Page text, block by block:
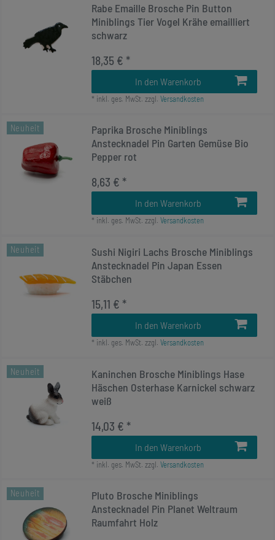
Rabe Emaille Brosche Pin Button
Miniblings Tier Vogel Krähe emailliert
schwarz
18,35 € *
In den Warenkorb
* inkl. ges. MwSt. zzgl. Versandkosten
Neuheit
Paprika Brosche Miniblings
Anstecknadel Pin Garten Gemüse Bio
Pepper rot
8,63 € *
In den Warenkorb
* inkl. ges. MwSt. zzgl. Versandkosten
Neuheit
Sushi Nigiri Lachs Brosche Miniblings
Anstecknadel Pin Japan Essen
Stäbchen
15,11 € *
In den Warenkorb
* inkl. ges. MwSt. zzgl. Versandkosten
Neuheit
Kaninchen Brosche Miniblings Hase
Häschen Osterhase Karnickel schwarz
weiß
14,03 € *
In den Warenkorb
* inkl. ges. MwSt. zzgl. Versandkosten
Neuheit
Pluto Brosche Miniblings
Anstecknadel Pin Planet Weltraum
Raumfahrt Holz